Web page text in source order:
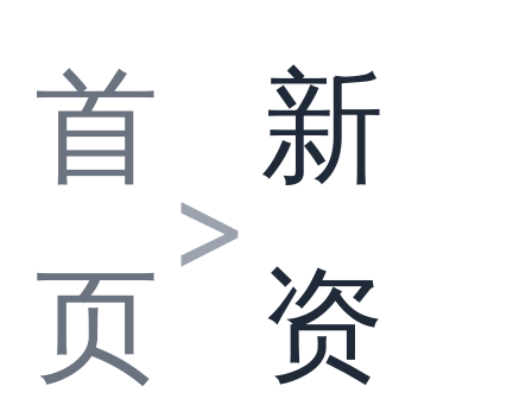
首
页
>
新
资